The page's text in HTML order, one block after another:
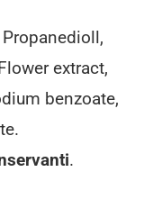
extract,
benzoate,
.